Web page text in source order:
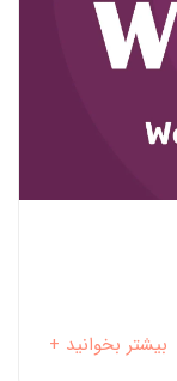
بیشتر بخوانید +